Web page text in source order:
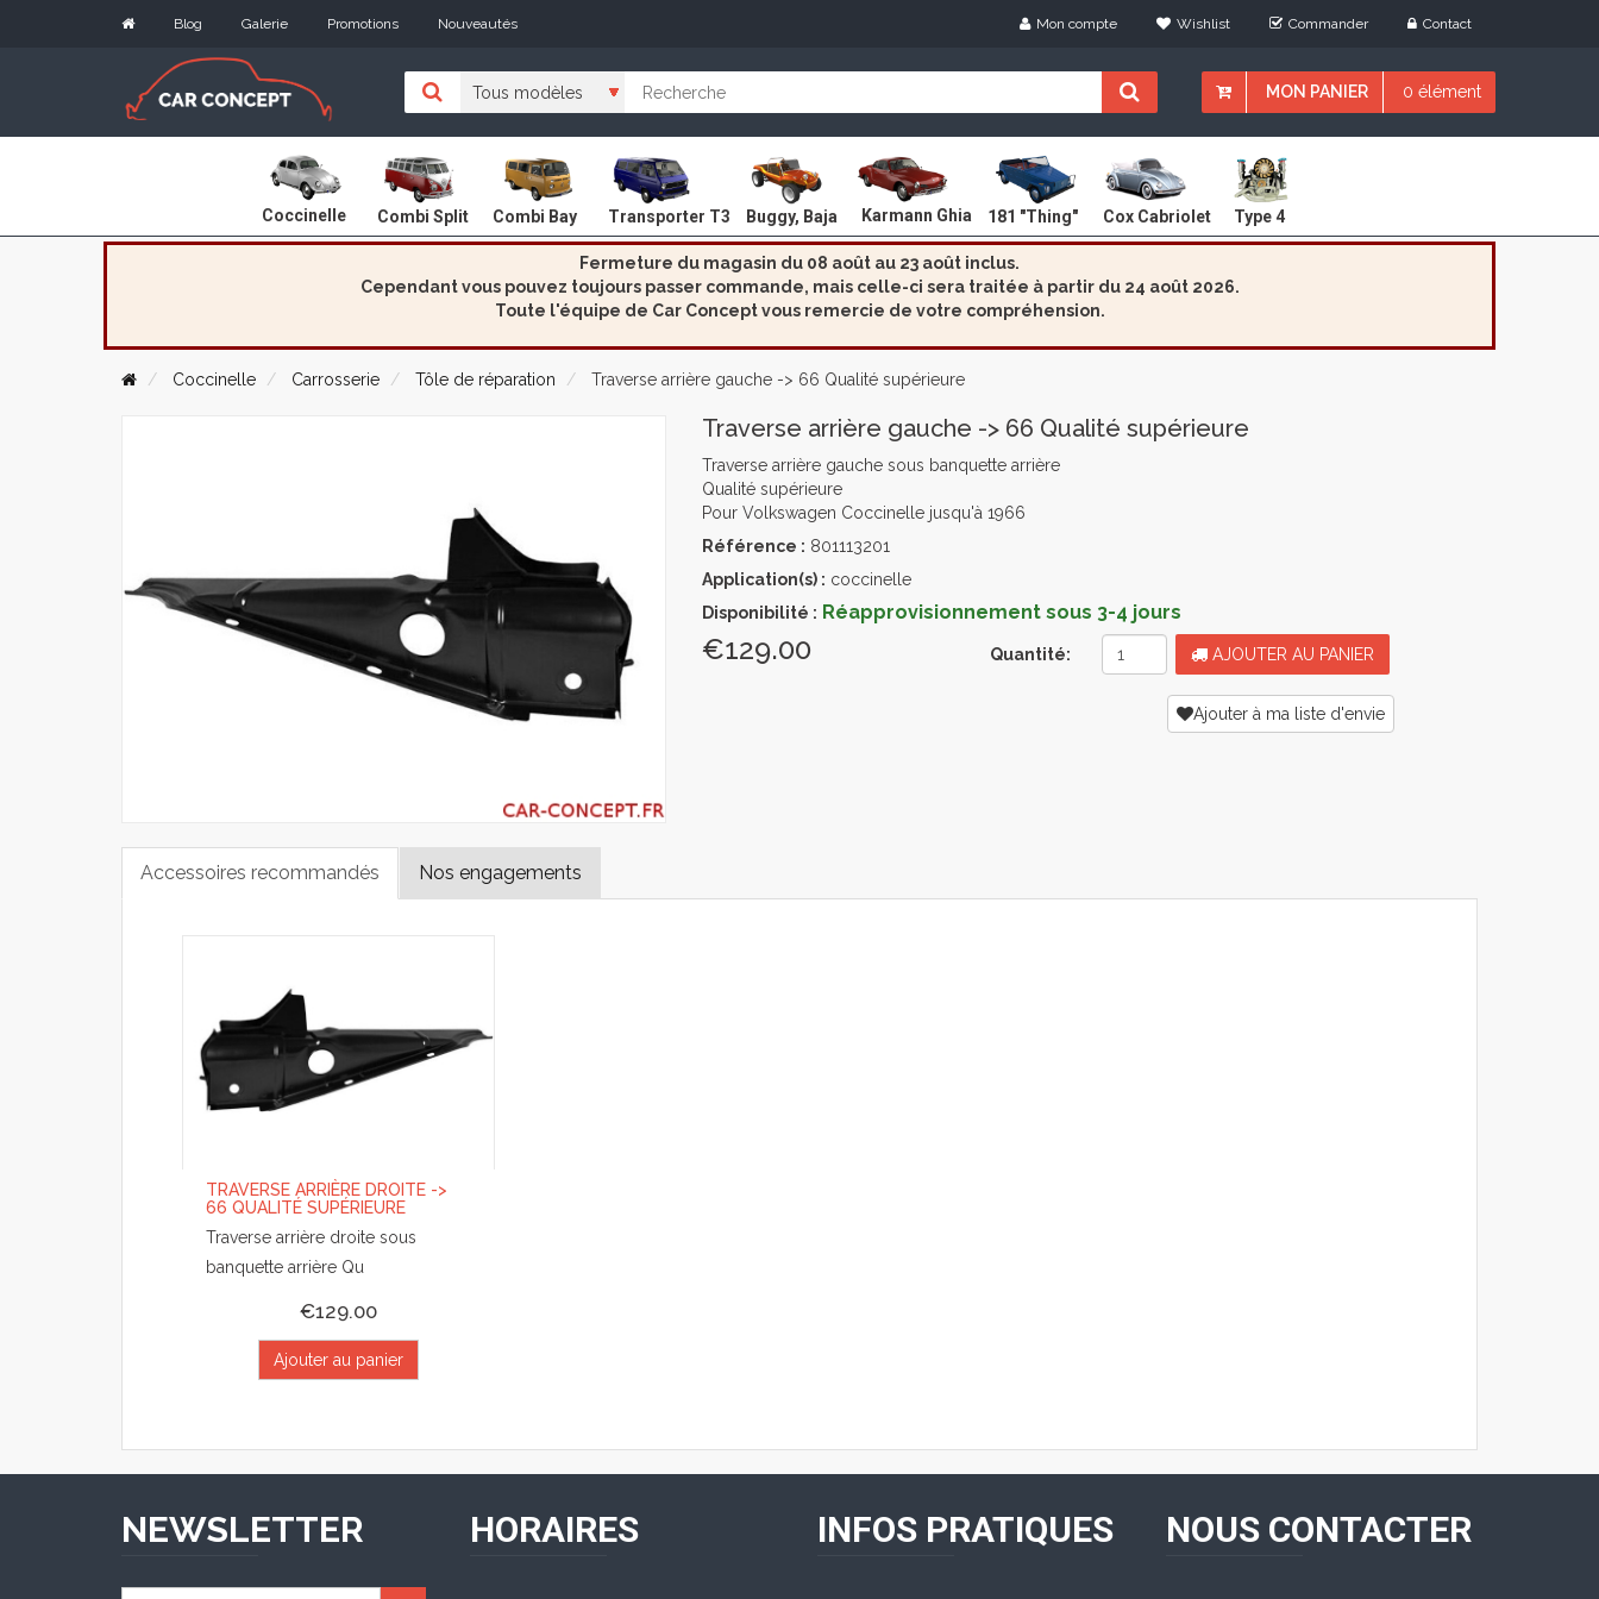
Blog Galerie Promotions Nouveautés Mon compte Wishlist Commander Contact
MON PANIER 0 élément
Coccinelle Combi Split Combi Bay Transporter T3 Buggy, Baja Karmann Ghia 181 "Thing" Cox Cabriolet Type 4
Fermeture du magasin du 08 août au 23 août inclus.
Cependant vous pouvez toujours passer commande, mais celle-ci sera traitée à partir du 24 août 2026.
Toute l'équipe de Car Concept vous remercie de votre compréhension.
Coccinelle Carrosserie Tôle de réparation Traverse arrière gauche -> 66 Qualité supérieure
Traverse arrière gauche -> 66 Qualité supérieure
Traverse arrière gauche sous banquette arrière
Qualité supérieure
Pour Volkswagen Coccinelle jusqu'à 1966
Référence : 801113201
Application(s) : coccinelle
Disponibilité : Réapprovisionnement sous 3-4 jours
€129.00 Quantité: AJOUTER AU PANIER
Ajouter à ma liste d'envie
Accessoires recommandés Nos engagements
TRAVERSE ARRIÈRE DROITE ->
66 QUALITÉ SUPÉRIEURE
Traverse arrière droite sous
banquette arrière Qu
€129.00
Ajouter au panier
NEWSLETTER HORAIRES INFOS PRATIQUES NOUS CONTACTER